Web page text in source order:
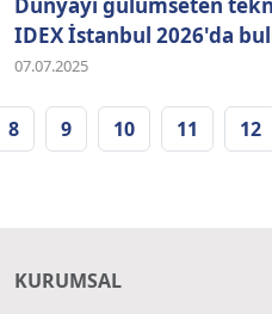
IDEX İstanbul 2026'da
07.07.2025
8 9 10 11 12
KURUMSAL